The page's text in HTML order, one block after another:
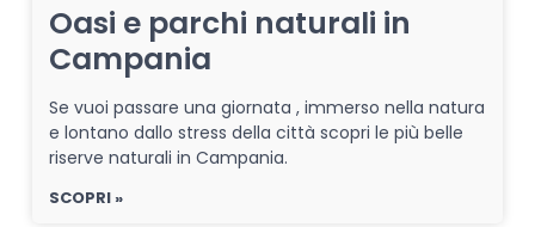
Oasi e parchi naturali in
Campania
Se vuoi passare una giornata , immerso nella natura
e lontano dallo stress della città scopri le più belle
riserve naturali in Campania.
SCOPRI »